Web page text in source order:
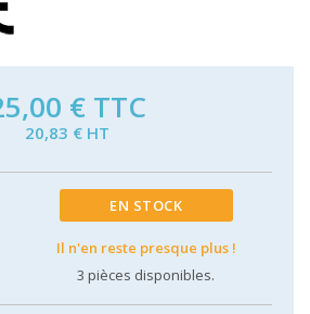
€ TTC
20,83 € HT
EN STOCK
Il n'en reste presque plus !
3 pièces disponibles.